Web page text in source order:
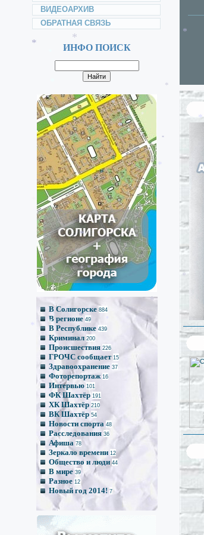
*
*
*
*
*
*
*
*
*
*
*
*
*
*
*
*
ВИДЕОАРХИВ
ОБРАТНАЯ СВЯЗЬ
ИНФО ПОИСК
В Солигорске 884
В регионе 49
В Республике 439
Криминал 200
Происшествия 226
ГРОЧС сообщает 15
Здравоохранение 37
Фоторепортаж 16
Интервью 101
ФК Шахтёр 191
ХК Шахтёр 210
ВК Шахтёр 54
Новости спорта 48
Расследования 36
Афиша 78
Зеркало времени 12
Общество и люди 44
В мире 39
Разное 12
Новый год 2014! 7